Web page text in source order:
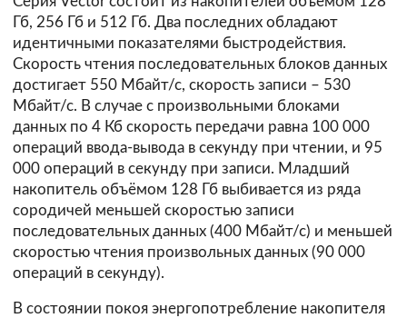
Гб, 256 Гб и 512 Гб. Два последних обладают
идентичными показателями быстродействия.
Скорость чтения последовательных блоков данных
достигает 550 Мбайт/с, скорость записи – 530
Мбайт/с. В случае с произвольными блоками
данных по 4 Кб скорость передачи равна 100 000
операций ввода-вывода в секунду при чтении, и 95
000 операций в секунду при записи. Младший
накопитель объёмом 128 Гб выбивается из ряда
сородичей меньшей скоростью записи
последовательных данных (400 Мбайт/с) и меньшей
скоростью чтения произвольных данных (90 000
операций в секунду).
В состоянии покоя энергопотребление накопителя